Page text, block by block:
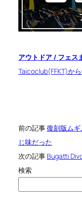
ー
ジ
アウトドア / フェス
Taicoclub(FFKT)か
前の記事復刻版ム
じ味だった
次の記事 Bugatti
検索